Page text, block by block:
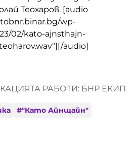
Теохаров. [audio
wp-
02/kato-ajnsthajn-
audio]
РАБОТИ: БНР ЕКИП
#"Като Айнщайн"